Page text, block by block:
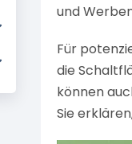
und
Für
die
können
Sie